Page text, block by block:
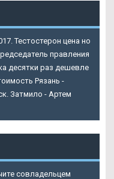
Тестостерон цена но
правления
десятки раз дешевле
Рязань -
Затмило - Артем
совладельцем